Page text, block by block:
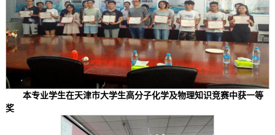
本专业学生在天津市大学生高分子化学及物理知识竞赛中获一等
奖